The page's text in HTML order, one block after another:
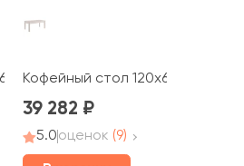
Берн / Bern
Кофейный стол 120x60x50
39 282
5.0оценок (9)